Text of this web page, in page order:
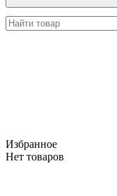
Избранное
Нет товаров